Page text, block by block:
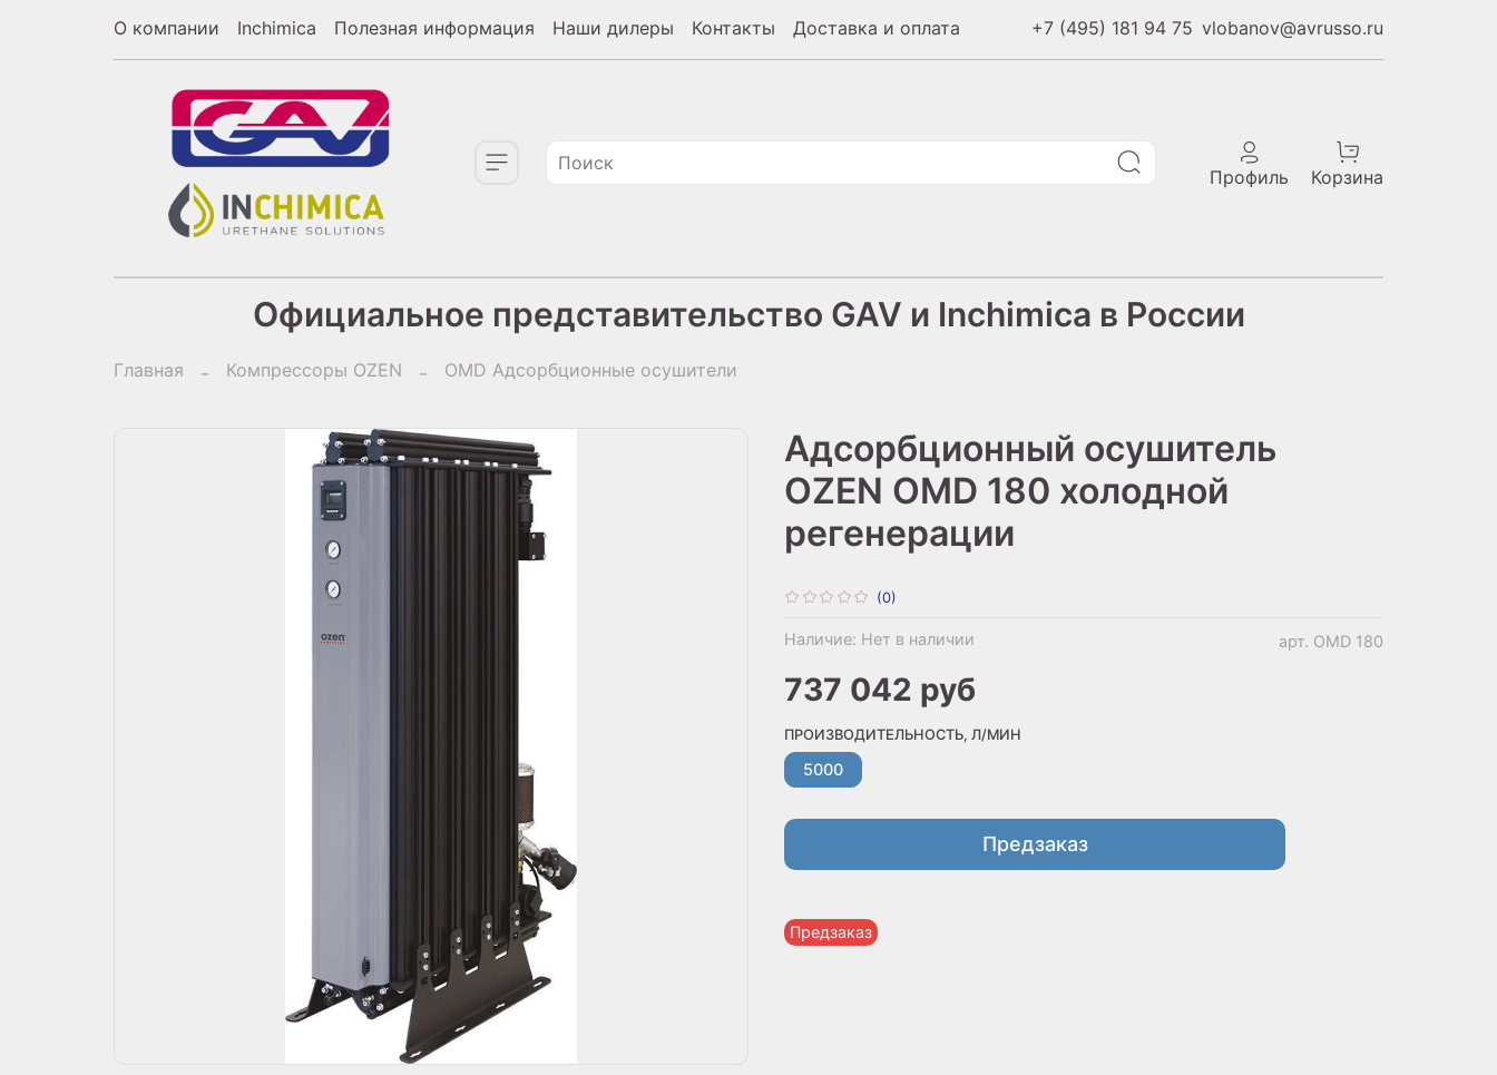
О компании Inchimica Полезная информация Наши дилеры Контакты Доставка и оплата +7 (495) 181 94 75 vlobanov@avrusso.ru
Профиль Корзина
Официальное представительство GAV и Inchimica в России
Главная Компрессоры OZEN OMD Адсорбционные осушители
(0)
арт. OMD 180
Наличие: Нет в наличии
Предзаказ
Адсорбционный осушитель
OZEN OMD 180 холодной
регенерации
737 042 руб
Предзаказ
ПРОИЗВОДИТЕЛЬНОСТЬ, Л/МИН
5000